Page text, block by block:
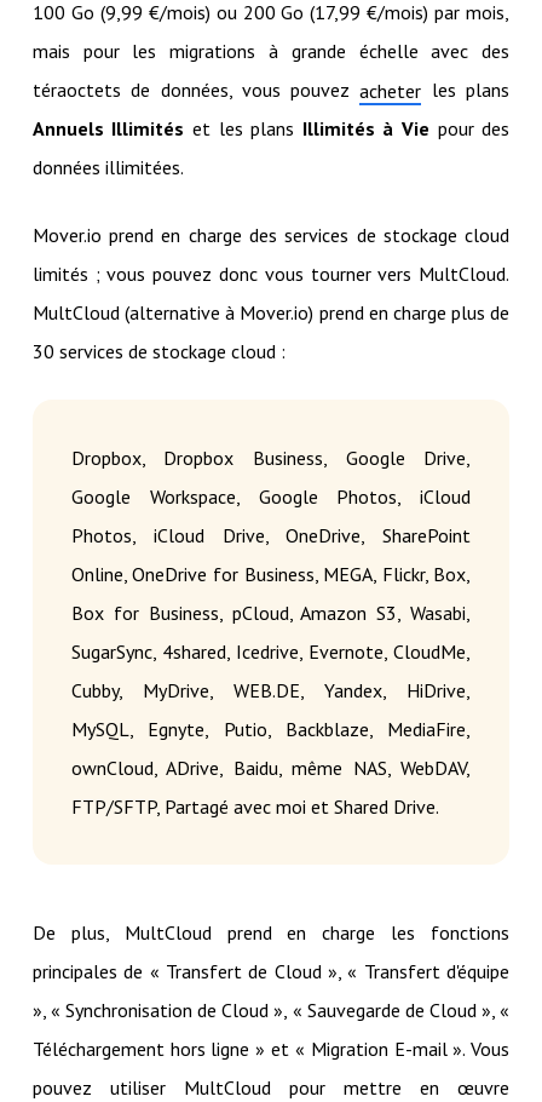
100 Go (9,99 €/mois) ou 200 Go (17,99 €/mois) par mois,
mais pour les migrations à grande échelle avec des
téraoctets de données, vous pouvezacheter les plans
Annuels Illimités et les plans Illimités à Vie pour des
données illimitées.
Mover.io prend en charge des services de stockage cloud
limités ; vous pouvez donc vous tourner vers MultCloud.
MultCloud (alternative à Mover.io) prend en charge plus de
30 services de stockage cloud :
Dropbox, Dropbox Business, Google Drive,
Google Workspace, Google Photos, iCloud
Photos, iCloud Drive, OneDrive, SharePoint
Online, OneDrive for Business, MEGA, Flickr, Box,
Box for Business, pCloud, Amazon S3, Wasabi,
SugarSync, 4shared, Icedrive, Evernote, CloudMe,
Cubby, MyDrive, WEB.DE, Yandex, HiDrive,
MySQL, Egnyte, Putio, Backblaze, MediaFire,
ownCloud, ADrive, Baidu, même NAS, WebDAV,
FTP/SFTP, Partagé avec moi et Shared Drive.
De plus, MultCloud prend en charge les fonctions
principales de « Transfert de Cloud », « Transfert d'équipe
», « Synchronisation de Cloud », « Sauvegarde de Cloud », «
Téléchargement hors ligne » et « Migration E-mail ». Vous
pouvez utiliser MultCloud pour mettre en œuvre